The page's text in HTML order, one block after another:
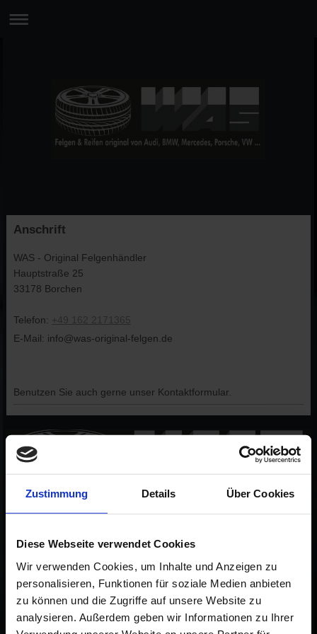
Zustimmung Details Über Cookies
Diese Webseite verwendet Cookies
Wir verwenden Cookies, um Inhalte und Anzeigen zu
personalisieren, Funktionen für soziale Medien anbieten
zu können und die Zugriffe auf unsere Website zu
analysieren. Außerdem geben wir Informationen zu Ihrer
Anschrift
WAS - Original Felgenhändler
Hauptstraße 25
33178 Borchen
Telefon:
E-Mail: info@was-original-felgen.de
Benutzen Sie auch gerne unser Kontaktformular.
Cayenne